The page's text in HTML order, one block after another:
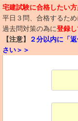
宅建試験に合格したい方
平日３問、合格するた
過去問対策の為に登録し
【注意】
２分以内に「
さい＞＞